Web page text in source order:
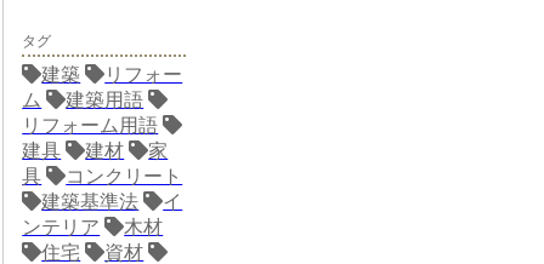
タグ
建築
リフォー
ム
建築用語
リフォーム用語
建具
建材
家
具
コンクリート
建築基準法
イ
ンテリア
木材
住宅
資材